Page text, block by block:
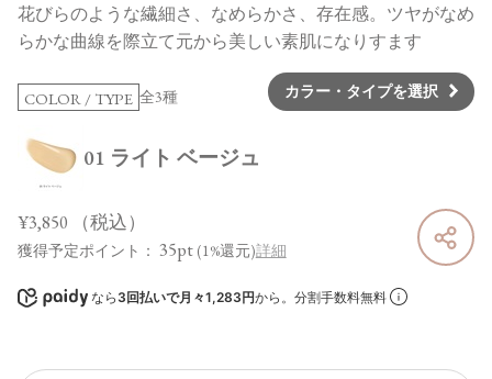
花びらのような繊細さ、なめらかさ、存在感。ツヤがなめ
らかな曲線を際立て元から美しい素肌になりすます
COLOR / TYPE 全3種 カラー・タイプを選択
01 ライト ベージュ
¥3,850 （税込）
獲得予定ポイント： 35pt (1%還元)詳細
なら 3回払いで月々1,283円から。分割手数料無料